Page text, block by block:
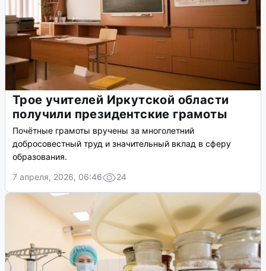
Трое учителей Иркутской области
получили президентские грамоты
Почётные грамоты вручены за многолетний
добросовестный труд и значительный вклад в сферу
образования.
7 апреля, 2026, 06:46
24